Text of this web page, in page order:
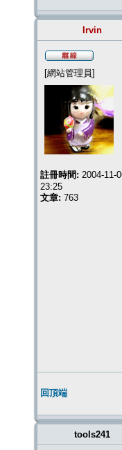
Irvin
[網站管理員]
註冊時間: 2004-11-
23:25
文章: 763
回頂端
tools241